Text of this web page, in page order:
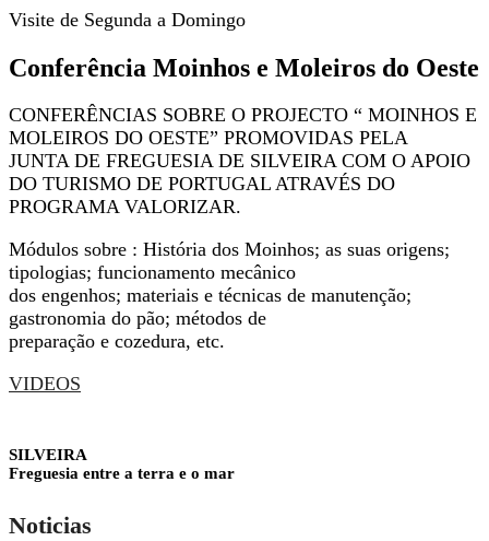
Visite de Segunda a Domingo
Conferência Moinhos e Moleiros do Oeste
CONFERÊNCIAS SOBRE O PROJECTO “ MOINHOS E
MOLEIROS DO OESTE” PROMOVIDAS PELA
JUNTA DE FREGUESIA DE SILVEIRA COM O APOIO
DO TURISMO DE PORTUGAL ATRAVÉS DO
PROGRAMA VALORIZAR.
Módulos sobre : História dos Moinhos; as suas origens;
tipologias; funcionamento mecânico
dos engenhos; materiais e técnicas de manutenção;
gastronomia do pão; métodos de
preparação e cozedura, etc.
VIDEOS
SILVEIRA
Freguesia entre a terra e o mar
Noticias